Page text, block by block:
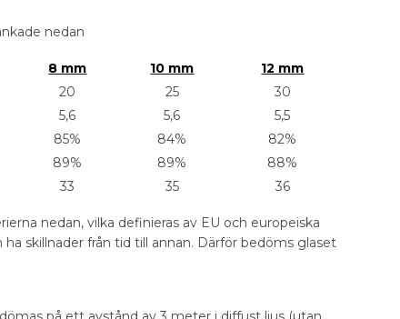
nedan
8 mm 10 mm
12 mm
20 25
30
5,6 5,6
5,5
85% 84%
82%
89% 89%
88%
33 35 36
nedan, vilka definieras av EU och europeiska
skillnader från tid till annan. Därför bedöms glaset